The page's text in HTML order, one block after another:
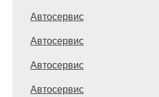
Автосервис
Автосервис
Автосервис
Автосервис